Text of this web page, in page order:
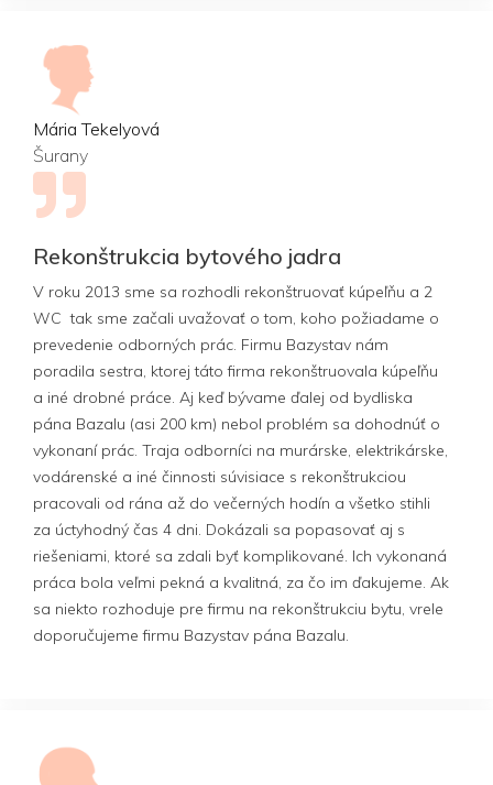
Mária Tekelyová
Šurany
Rekonštrukcia bytového jadra
V roku 2013 sme sa rozhodli rekonštruovať kúpeľňu a 2
WC tak sme začali uvažovať o tom, koho požiadame o
prevedenie odborných prác. Firmu Bazystav nám
poradila sestra, ktorej táto firma rekonštruovala kúpeľňu
a iné drobné práce. Aj keď bývame ďalej od bydliska
pána Bazalu (asi 200 km) nebol problém sa dohodnúť o
vykonaní prác. Traja odborníci na murárske, elektrikárske,
vodárenské a iné činnosti súvisiace s rekonštrukciou
pracovali od rána až do večerných hodín a všetko stihli
za úctyhodný čas 4 dni. Dokázali sa popasovať aj s
riešeniami, ktoré sa zdali byť komplikované. Ich vykonaná
práca bola veľmi pekná a kvalitná, za čo im ďakujeme. Ak
sa niekto rozhoduje pre firmu na rekonštrukciu bytu, vrele
doporučujeme firmu Bazystav pána Bazalu.